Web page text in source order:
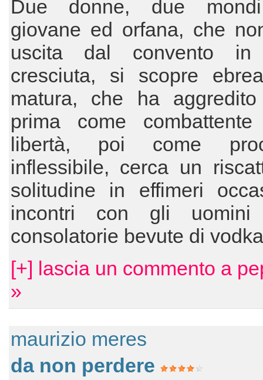
Due donne, due
giovane ed orfana, che
uscita dal convento
cresciuta, si scopre
matura, che ha
prima come
libertà, poi come
inflessibile, cerca un
solitudine in effimeri
incontri con gli
consolatorie bevute di
[+] lascia un commento a
»
maurizio meres
da non perdere